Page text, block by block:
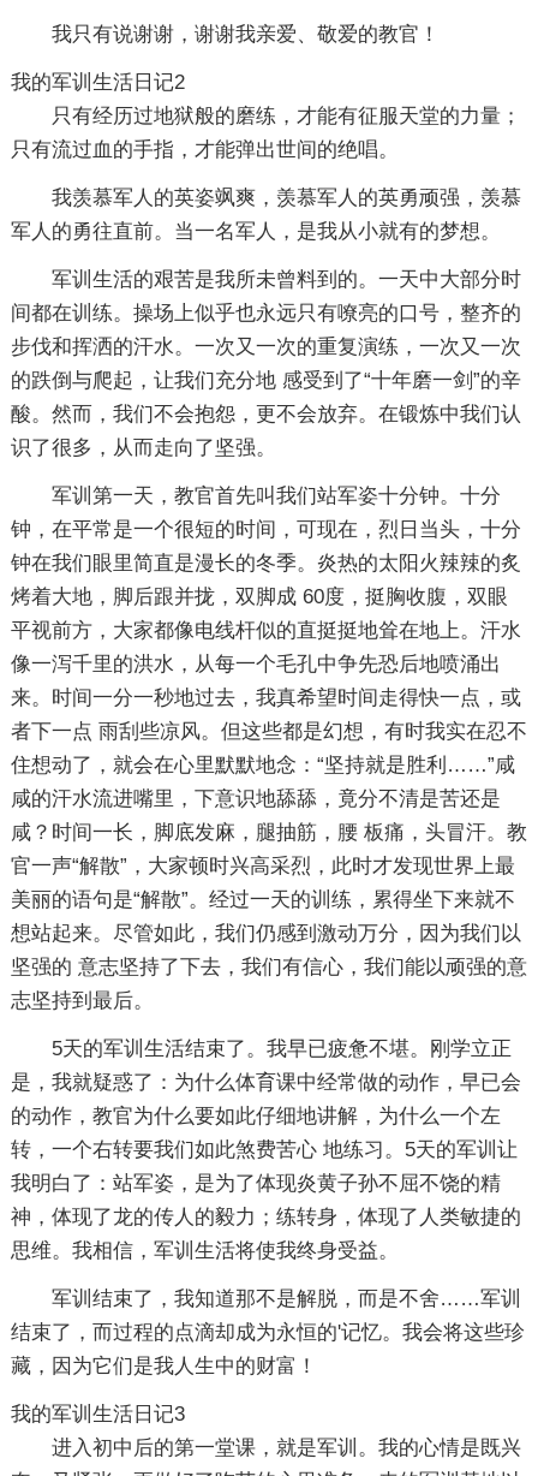
我只有说谢谢，谢谢我亲爱、敬爱的教官！
我的军训生活日记2
只有经历过地狱般的磨练，才能有征服天堂的力量；
只有流过血的手指，才能弹出世间的绝唱。
我羡慕军人的英姿飒爽，羡慕军人的英勇顽强，羡慕
军人的勇往直前。当一名军人，是我从小就有的梦想。
军训生活的艰苦是我所未曾料到的。一天中大部分时
间都在训练。操场上似乎也永远只有嘹亮的口号，整齐的
步伐和挥洒的汗水。一次又一次的重复演练，一次又一次
的跌倒与爬起，让我们充分地 感受到了“十年磨一剑”的辛
酸。然而，我们不会抱怨，更不会放弃。在锻炼中我们认
识了很多，从而走向了坚强。
军训第一天，教官首先叫我们站军姿十分钟。十分
钟，在平常是一个很短的时间，可现在，烈日当头，十分
钟在我们眼里简直是漫长的冬季。炎热的太阳火辣辣的炙
烤着大地，脚后跟并拢，双脚成 60度，挺胸收腹，双眼
平视前方，大家都像电线杆似的直挺挺地耸在地上。汗水
像一泻千里的洪水，从每一个毛孔中争先恐后地喷涌出
来。时间一分一秒地过去，我真希望时间走得快一点，或
者下一点 雨刮些凉风。但这些都是幻想，有时我实在忍不
住想动了，就会在心里默默地念：“坚持就是胜利……”咸
咸的汗水流进嘴里，下意识地舔舔，竟分不清是苦还是
咸？时间一长，脚底发麻，腿抽筋，腰 板痛，头冒汗。教
官一声“解散”，大家顿时兴高采烈，此时才发现世界上最
美丽的语句是“解散”。经过一天的训练，累得坐下来就不
想站起来。尽管如此，我们仍感到激动万分，因为我们以
坚强的 意志坚持了下去，我们有信心，我们能以顽强的意
志坚持到最后。
5天的军训生活结束了。我早已疲惫不堪。刚学立正
是，我就疑惑了：为什么体育课中经常做的动作，早已会
的动作，教官为什么要如此仔细地讲解，为什么一个左
转，一个右转要我们如此煞费苦心 地练习。5天的军训让
我明白了：站军姿，是为了体现炎黄子孙不屈不饶的精
神，体现了龙的传人的毅力；练转身，体现了人类敏捷的
思维。我相信，军训生活将使我终身受益。
军训结束了，我知道那不是解脱，而是不舍……军训
结束了，而过程的点滴却成为永恒的'记忆。我会将这些珍
藏，因为它们是我人生中的财富！
我的军训生活日记3
进入初中后的第一堂课，就是军训。我的心情是既兴